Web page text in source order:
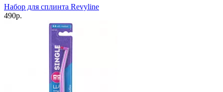
Набор для сплинта Revyline
490р.